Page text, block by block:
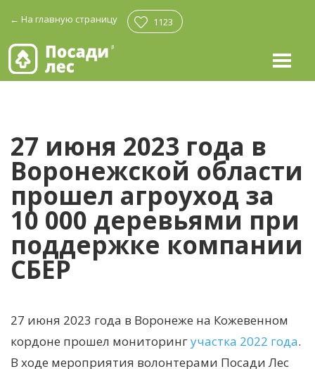
← На главную страницу 1123
27 июня 2023 года в
Воронежской области
прошел агроуход за
10 000 деревьями при
поддержке компании
СБЕР
27 июня 2023 года в Воронеже на Кожевенном
кордоне прошел мониторингучастка 2022 года.
В ходе мероприятия волонтерами Посади Лес